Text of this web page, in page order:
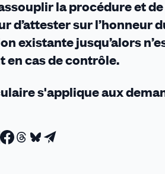
la procédure et
d’attester sur l’honneur
existante jusqu’alors
en cas de contrôle.
s'applique aux
Partager
Partager
Partager
Partager